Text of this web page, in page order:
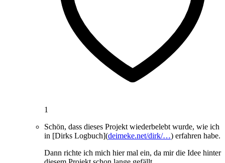
1
Schön, dass dieses Projekt wiederbelebt wurde, wie ich
in [Dirks Logbuch](deimeke.net/dirk/…) erfahren habe.
Dann richte ich mich hier mal ein, da mir die Idee hinter